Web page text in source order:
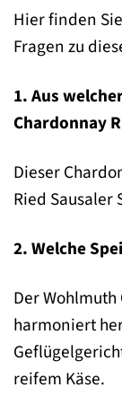
Hier finden
Fragen zu
1. Aus
Chardonnay
Dieser
Ried Sausaler
2. Welche
Der
harmoniert
reifem Käse.